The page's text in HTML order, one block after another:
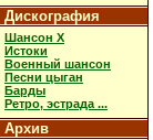
Дискография
Шансон X
Истоки
Военный шансон
Песни цыган
Барды
Ретро, эстрада ...
Архив